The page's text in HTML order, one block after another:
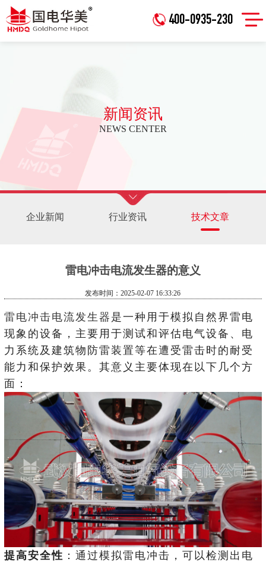
400-0935-230
新闻资讯
NEWS CENTER
企业新闻 行业资讯 技术文章
雷电冲击电流发生器的意义
发布时间：2025-02-07 16:33:26
雷电冲击电流发生器 是一种用于模拟自然界雷电
现象的设备，主要用于测试和评估电气设备、电
力系统及建筑物防雷装置等在遭受雷击时的耐受
能力和保护效果。其意义主要体现在以下几个方
面：
提高安全性 ：通过模拟雷电冲击，可以检测出电